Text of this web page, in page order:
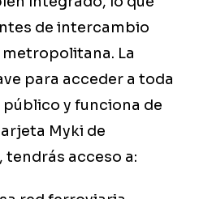
de intercambio
La
para acceder a toda
y funciona de
Myki de
tendrás acceso a: